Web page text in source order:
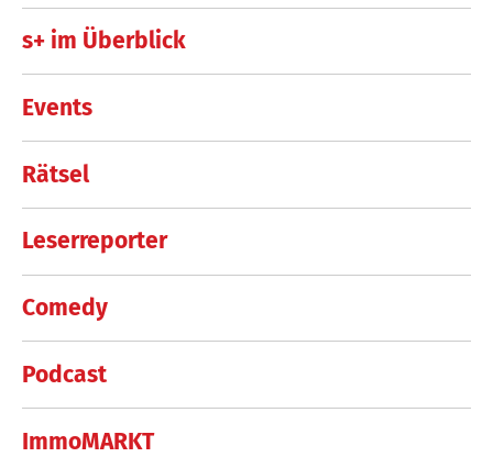
s+ im Überblick
Events
Rätsel
Leserreporter
Comedy
Podcast
ImmoMARKT